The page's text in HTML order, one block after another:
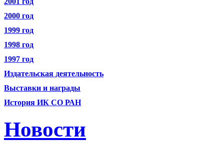
2000 год
1999 год
1998 год
1997 год
Издательская деятельность
Выставки и награды
История ИК СО РАН
Новости